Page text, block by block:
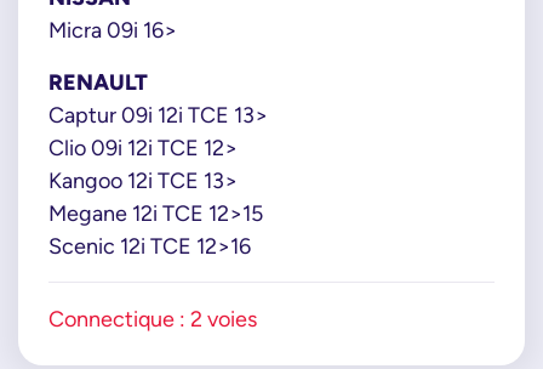
Micra 09i 16>
RENAULT
Captur 09i 12i TCE 13>
Clio 09i 12i TCE 12>
Kangoo 12i TCE 13>
Megane 12i TCE 12>15
Scenic 12i TCE 12>16
Connectique : 2 voies